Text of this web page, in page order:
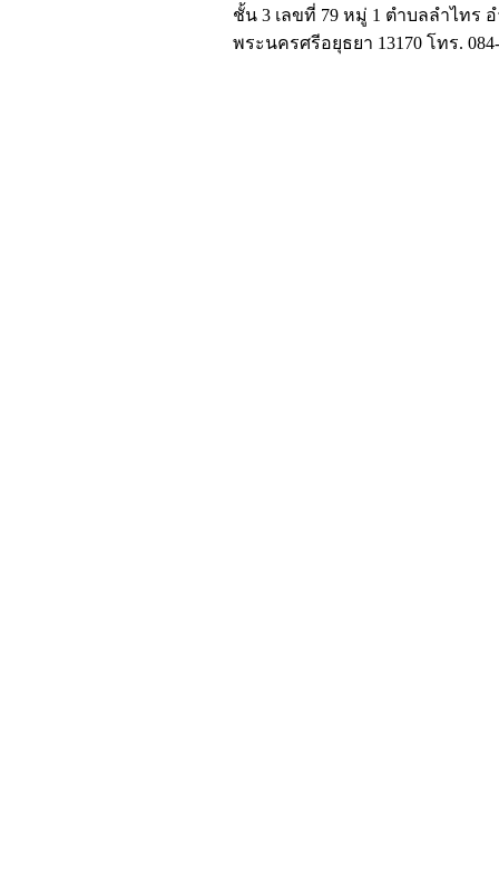
ชั้น 3 เลขที่ 79 หมู่ 1 ตำบลลำไทร
พระนครศรีอยุธยา 13170 โทร. 084-